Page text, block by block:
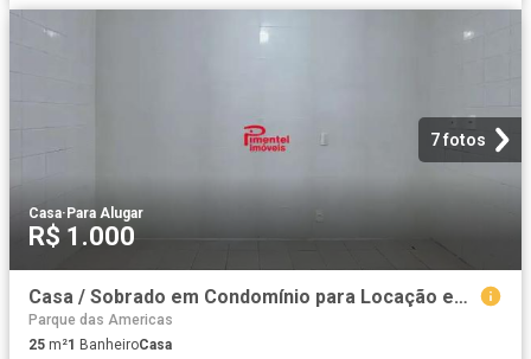
7 fotos
Casa·Para Alugar
R$ 1.000
Casa / Sobrado em Condomínio para Locação em Praia Grande/SP Sítio do Campo
Parque das Americas
25 m²1 BanheiroCasa